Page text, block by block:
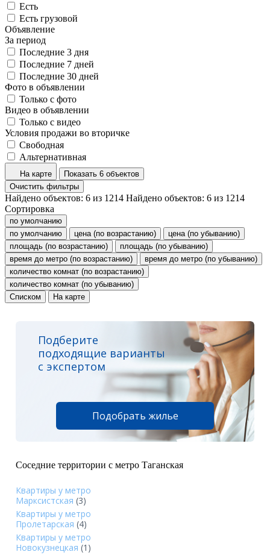
Есть
Есть грузовой
Объявление
За период
Последние 3 дня
Последние 7 дней
Последние 30 дней
Фото в объявлении
Только с фото
Видео в объявлении
Только с видео
Условия продажи во вторичке
Свободная
Альтернативная
На карте
Показать 6 объектов
Очистить фильтры
Найдено объектов: 6 из 1214 Найдено объектов: 6 из 1214
Сортировка
по умолчанию
по умолчанию
цена (по возрастанию)
цена (по убыванию)
площадь (по возрастанию)
площадь (по убыванию)
время до метро (по возрастанию)
время до метро (по убыванию)
количество комнат (по возрастанию)
количество комнат (по убыванию)
Списком
На карте
Подберите
подходящие варианты
с экспертом
Подобрать жилье
Соседние территории с метро Таганская
Квартиры у метро
Марксистская (3)
Квартиры у метро
Пролетарская (4)
Квартиры у метро
Новокузнецкая (1)